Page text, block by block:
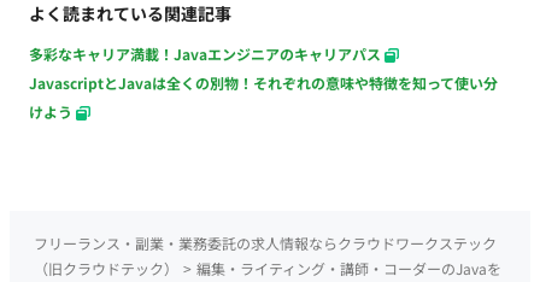
よく読まれている関連記事
多彩なキャリア満載！Javaエンジニアのキャリアパス
JavascriptとJavaは全くの別物！それぞれの意味や特徴を知って使い分
けよう
フリーランス・副業・業務委託の求人情報ならクラウドワークステック
（旧クラウドテック）
> 編集・ライティング・講師・コーダーのJavaを